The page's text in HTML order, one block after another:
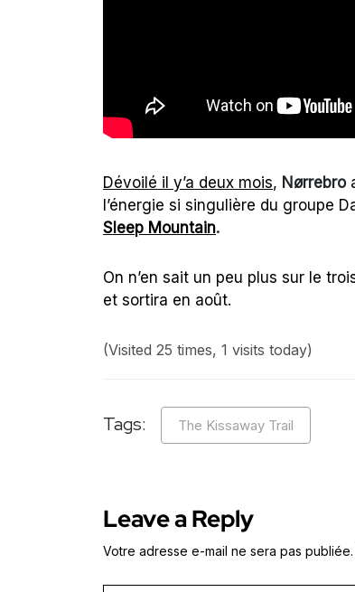
Dévoilé il y’a deux mois, Nørrebro
l’énergie si singulière du groupe
Sleep Mountain.
On n’en sait un peu plus sur le
et sortira en août.
(Visited 25 times, 1 visits today)
Tags: The Kissaway Trail
Leave a Reply
Votre adresse e-mail ne sera pas publiée.